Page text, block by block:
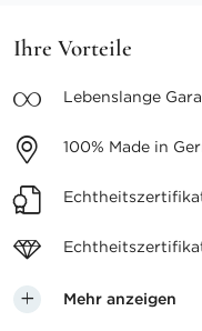
Ihre Vorteile
Lebenslange
100% Made in
Mehr anzeigen